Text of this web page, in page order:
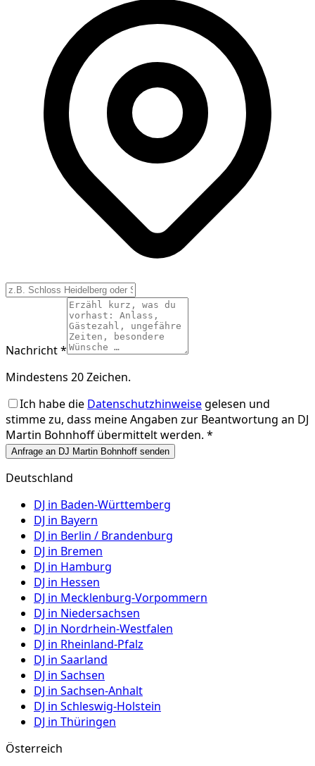
Nachricht *
Mindestens 20 Zeichen.
Ich habe die Datenschutzhinweisegelesen und
stimme zu, dass meine Angaben zur Beantwortung an DJ
Martin Bohnhoffübermittelt werden. *
Anfrage an DJ Martin Bohnhoff senden
Deutschland
DJ in Baden-Württemberg
DJ in Bayern
DJ in Berlin / Brandenburg
DJ in Bremen
DJ in Hamburg
DJ in Hessen
DJ in Mecklenburg-Vorpommern
DJ in Niedersachsen
DJ in Nordrhein-Westfalen
DJ in Rheinland-Pfalz
DJ in Saarland
DJ in Sachsen
DJ in Sachsen-Anhalt
DJ in Schleswig-Holstein
DJ in Thüringen
Österreich